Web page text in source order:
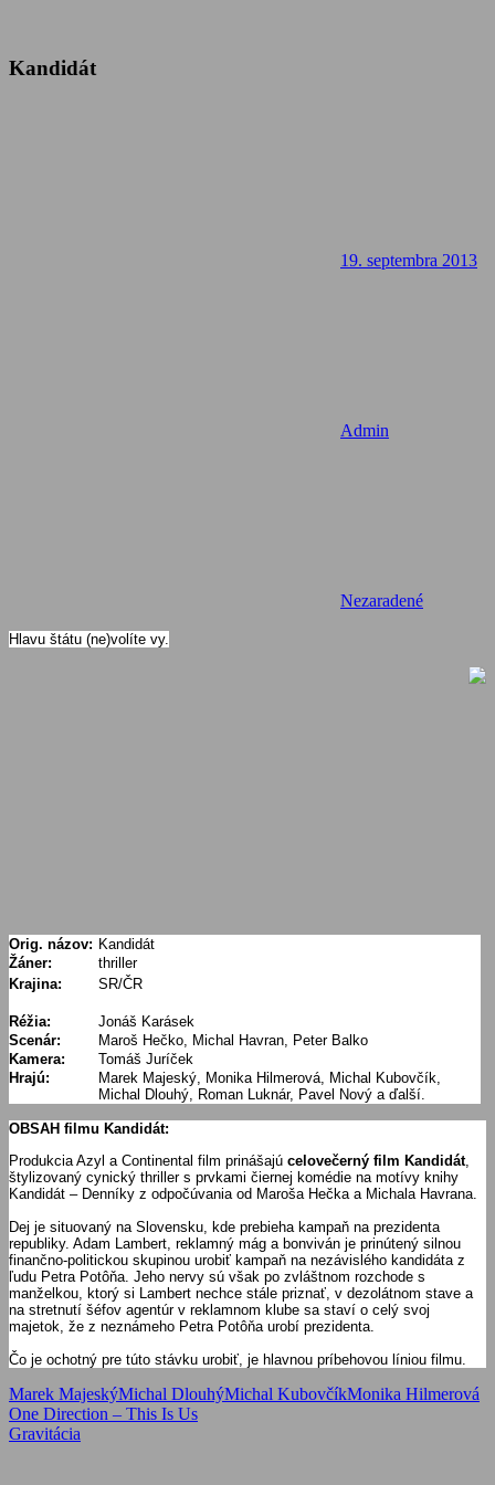
Kandidát
19. septembra 2013
Admin
Nezaradené
Hlavu štátu (ne)volíte vy.
Orig. názov: Kandidát
Žáner:
thriller
Krajina:
SR/ČR
Réžia:
Jonáš Karásek
Scenár:
Maroš Hečko, Michal Havran, Peter Balko
Kamera:
Tomáš Juríček
Hrajú:
Marek Majeský, Monika Hilmerová, Michal Kubovčík,
Michal Dlouhý, Roman Luknár, Pavel Nový a ďalší.
OBSAH filmu Kandidát:
Produkcia Azyl a Continental film prinášajú celovečerný film Kandidát,
štylizovaný cynický thriller s prvkami čiernej komédie na motívy knihy
Kandidát – Denníky z odpočúvania od Maroša Hečka a Michala Havrana.
Dej je situovaný na Slovensku, kde prebieha kampaň na prezidenta
republiky. Adam Lambert, reklamný mág a bonviván je prinútený silnou
finančno-politickou skupinou urobiť kampaň na nezávislého kandidáta z
ľudu Petra Potôňa. Jeho nervy sú však po zvláštnom rozchode s
manželkou, ktorý si Lambert nechce stále priznať, v dezolátnom stave a
na stretnutí šéfov agentúr v reklamnom klube sa staví o celý svoj
majetok, že z neznámeho Petra Potôňa urobí prezidenta.
Čo je ochotný pre túto stávku urobiť, je hlavnou príbehovou líniou filmu.
Marek MajeskýMichal DlouhýMichal KubovčíkMonika Hilmerová
Navigácia
v
Previous
Post:
One Direction – This Is Us
Next
Gravitácia